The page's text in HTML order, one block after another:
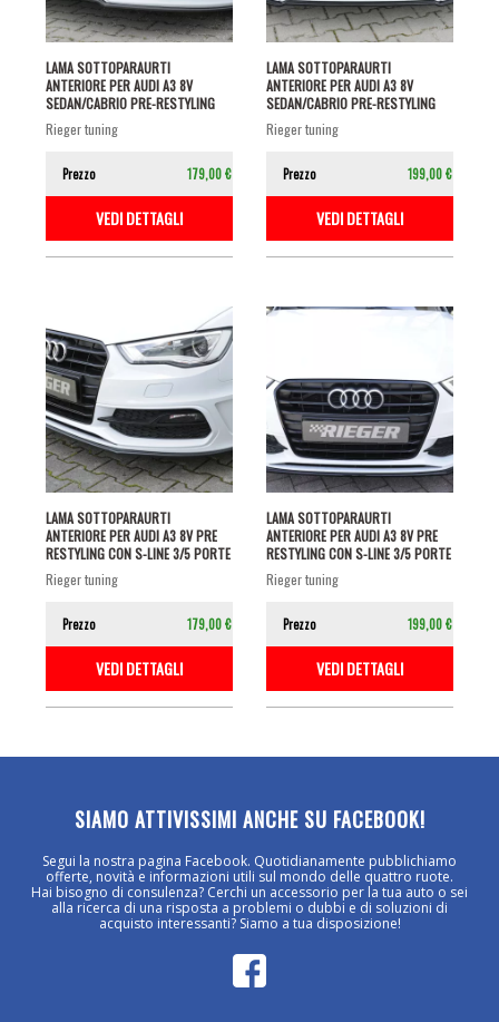
LAMA SOTTOPARAURTI
ANTERIORE PER AUDI A3 8V
SEDAN/CABRIO PRE-RESTYLING
CON S-LINE NERO...
rieger tuning
Prezzo 179,00 €
VEDI DETTAGLI
LAMA SOTTOPARAURTI
ANTERIORE PER AUDI A3 8V
SEDAN/CABRIO PRE-RESTYLING
CON S-LINE NERO...
rieger tuning
Prezzo 199,00 €
VEDI DETTAGLI
LAMA SOTTOPARAURTI
ANTERIORE PER AUDI A3 8V PRE
RESTYLING CON S-LINE 3/5 PORTE
NERO...
rieger tuning
Prezzo 179,00 €
VEDI DETTAGLI
LAMA SOTTOPARAURTI
ANTERIORE PER AUDI A3 8V PRE
RESTYLING CON S-LINE 3/5 PORTE
NERO...
rieger tuning
Prezzo 199,00 €
VEDI DETTAGLI
SIAMO ATTIVISSIMI ANCHE SU FACEBOOK!
Segui la nostra pagina Facebook. Quotidianamente pubblichiamo
offerte, novità e informazioni utili sul mondo delle quattro ruote.
Hai bisogno di consulenza? Cerchi un accessorio per la tua auto o sei
alla ricerca di una risposta a problemi o dubbi e di soluzioni di
acquisto interessanti? Siamo a tua disposizione!